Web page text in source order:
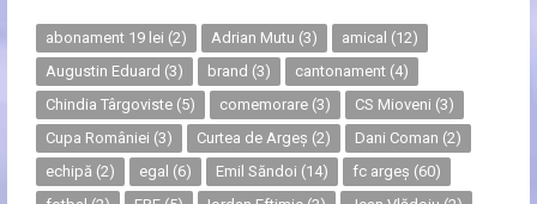
abonament 19 lei (2) Adrian Mutu (3) amical (12)
Augustin Eduard (3) brand (3) cantonament(4)
Chindia Târgoviste(5) comemorare(3) CS Mioveni (3)
Cupa României (3) Curtea de Argeș (2) Dani Coman (2)
echipă(2) egal (6) Emil Săndoi (14) fc argeș (60)